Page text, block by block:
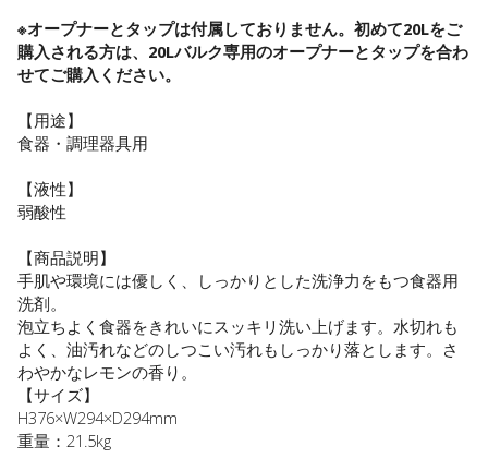
※オープナーとタップは付属しておりません。初めて20Lをご
購入される方は、20Lバルク専用のオープナーとタップを合わ
せてご購入ください。
【用途】
食器・調理器具用
【液性】
弱酸性
【商品説明】
手肌や環境には優しく、しっかりとした洗浄力をもつ食器用
洗剤。
泡立ちよく食器をきれいにスッキリ洗い上げます。水切れも
よく、油汚れなどのしつこい汚れもしっかり落とします。さ
わやかなレモンの香り。
【サイズ】
H376×W294×D294mm
重量：21.5kg